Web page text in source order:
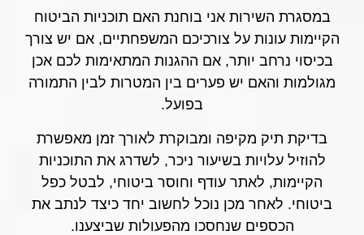
במסגרת השירות אני בוחנת האם תוכניות הביטוח
הקיימות עונות על צורכיכם המשפחתיים, אם יש צורך
בכיסוי נרחב יותר, אם ההגנות המתאימות לכם אכן
מגולמות והאם יש פערים בין המטרות לבין התמורה
בפועל.
בדיקת תיק מקיפה ומבוקרת לאורך זמן מאפשרת
להוזיל עלויות בשיעור ניכר, לשדרג את התוכניות
הקיימות, לאתר עודף וחוסר ביטוחי, לבטל כפל
ביטוחי. לאחר מכן נוכל לחשוב יחד כיצד לנתב את
הכספים שנחסכו מהפעולות שביצענו.